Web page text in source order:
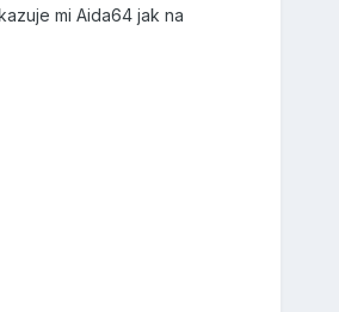
mi Aida64 jak na